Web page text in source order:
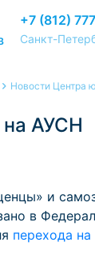
+7 (812)
Санкт-
Новости Центра
на АУСН
и
в
перехода